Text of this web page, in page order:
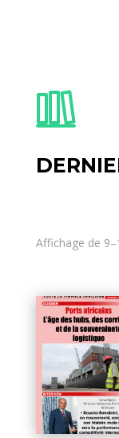
Affichage de